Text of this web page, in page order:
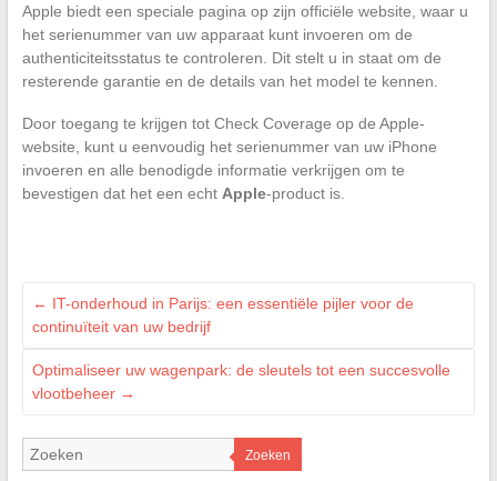
Apple biedt een speciale pagina op zijn officiële website, waar u
het serienummer van uw apparaat kunt invoeren om de
authenticiteitsstatus te controleren. Dit stelt u in staat om de
resterende garantie en de details van het model te kennen.
Door toegang te krijgen tot Check Coverage op de Apple-
website, kunt u eenvoudig het serienummer van uw iPhone
invoeren en alle benodigde informatie verkrijgen om te
bevestigen dat het een echt Apple-product is.
← IT-onderhoud in Parijs: een essentiële pijler voor de
continuïteit van uw bedrijf
Optimaliseer uw wagenpark: de sleutels tot een succesvolle
vlootbeheer →
Zoeken